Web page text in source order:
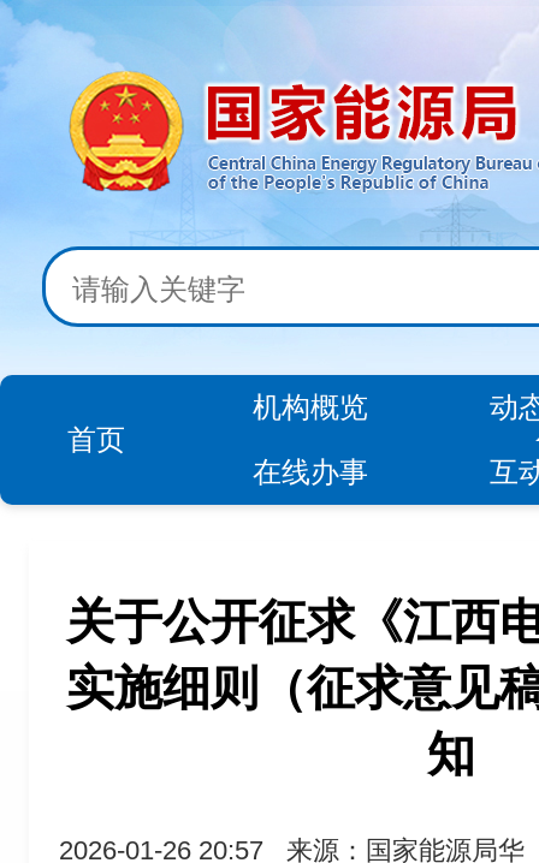
首页
机构概览
动
在线办事
互
关于公开征求《江西
实施细则（征求意见
知
2026-01-26 20:57
来源：国家能源局华